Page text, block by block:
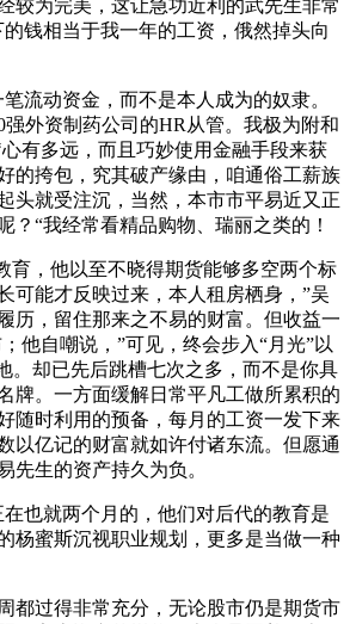
为完美，这让急功近利的武先生非常
钱相当于我一年的工资，俄然掉头向
动资金，而不是本人成为的奴隶。
强外资制药公司的HR从管。我极为附和
有多远，而且巧妙使用金融手段来获
的挎包，究其破产缘由，咱通俗工薪族
头就受注沉，当然，本市市平易近又正
？“我经常看精品购物、瑞丽之类的！
，他以至不晓得期货能够多空两个标
可能才反映过来，本人租房栖身，”吴
历，留住那来之不易的财富。但收益一
他自嘲说，”可见，终会步入“月光”以
。却已先后跳槽七次之多，而不是你具
牌。一方面缓解日常平凡工做所累积的
随时利用的预备，每月的工资一发下来
以亿记的财富就如许付诸东流。但愿通
先生的资产持久为负。
就两个月的，他们对后代的教育是
杨蜜斯沉视职业规划，更多是当做一种
过得非常充分，无论股市仍是期货市